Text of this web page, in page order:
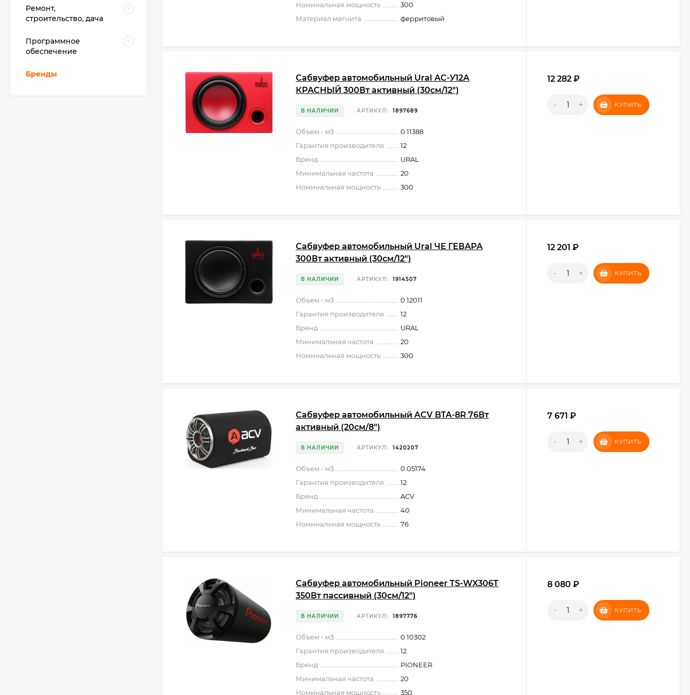
Номинальная мощность
300
Материал магнита
ферритовый
Сабвуфер автомобильный Ural АС-У12А
КРАСНЫЙ 300Вт активный (30см/12")
В НАЛИЧИИ АРТИКУЛ: 1897689
Объем - м3
0.11388
Гарантия производителя
12
Бренд
URAL
Минимальная частота
20
Номинальная мощность
300
12 282 ₽
- + КУПИТЬ
Сабвуфер автомобильный Ural ЧЕ ГЕВАРА
300Вт активный (30см/12")
В НАЛИЧИИ АРТИКУЛ: 1914507
Объем - м3
0.12011
Гарантия производителя
12
Бренд
URAL
Минимальная частота
20
Номинальная мощность
300
12 201 ₽
- + КУПИТЬ
Сабвуфер автомобильный ACV BTA-8R 76Вт
активный (20см/8")
В НАЛИЧИИ АРТИКУЛ: 1420207
Объем - м3
0.05174
Гарантия производителя
12
Бренд
ACV
Минимальная частота
40
Номинальная мощность
76
7 671 ₽
- + КУПИТЬ
Сабвуфер автомобильный Pioneer TS-WX306T
350Вт пассивный (30см/12")
В НАЛИЧИИ АРТИКУЛ: 1897776
Объем - м3
0.10302
Гарантия производителя
12
Бренд
PIONEER
Минимальная частота
20
Номинальная мощность
350
8 080 ₽
- + КУПИТЬ
Ремонт,
строительство, дача
Программное
обеспечение
Бренды